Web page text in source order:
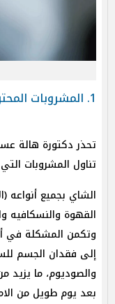
1. المشروبات المحتوية على الكافيين
تحذر دكتورة هالة
تناول المشروبات
الشاي بجميع أنواعه
القهوة والنسكافيه
وتكمن المشكلة في
إلى فقدان الجسم
والصوديوم، ما
بعد يوم طويل من